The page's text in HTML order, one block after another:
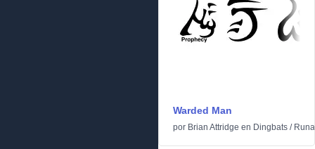
Warded Man
por Brian Attridge en Dingbats /